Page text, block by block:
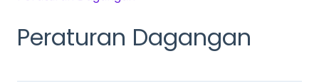
Peraturan Dagangan